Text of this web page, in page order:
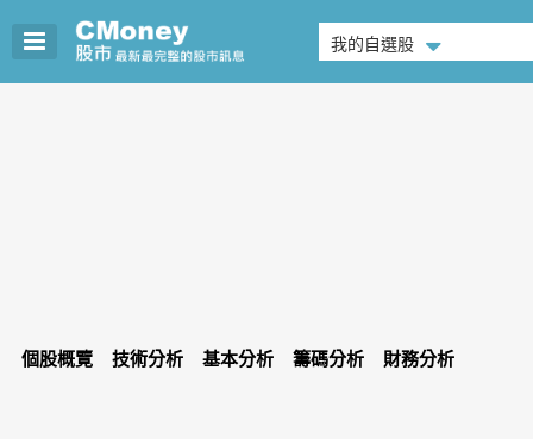
我的自選股
個股概覽 技術分析 基本分析 籌碼分析 財務分析